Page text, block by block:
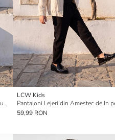
Pantaloni Cargo din Amestec de In pentru Băieți
LCW Kids
59,99 RON